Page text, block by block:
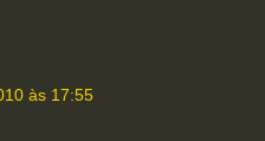
às 17:55